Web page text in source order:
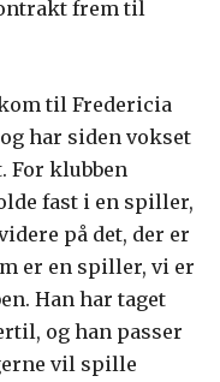
frem til
til Fredericia
har siden vokset
For klubben
fast i en spiller,
på det, der er
er en spiller, vi er
Han har taget
og han passer
vil spille